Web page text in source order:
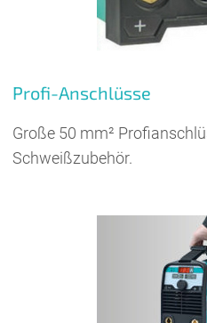
Profi-Anschlüsse
Große 50 mm²
Schweißzubehör.